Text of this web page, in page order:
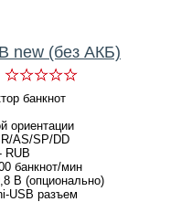
new (без АКБ)
банкнот
ориентации
AS/SP/DD
RUB
банкнот/мин
В (опционально)
USB разъем